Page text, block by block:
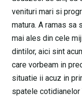
venituri mari si
matura. A ramas sa
mai ales din cele
dintilor, aici sint
care vorbeam in
situatie ii acuz in
spatele cotidianelor